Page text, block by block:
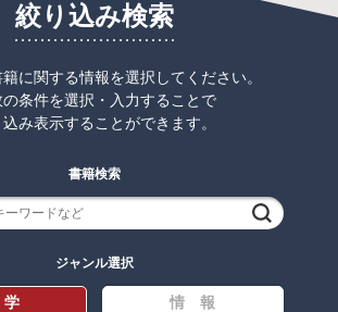
絞り込み検索
に関する情報を選択してください。
の条件を選択・入力することで
み表示することができます。
書籍検索
ジャンル選択
情 報